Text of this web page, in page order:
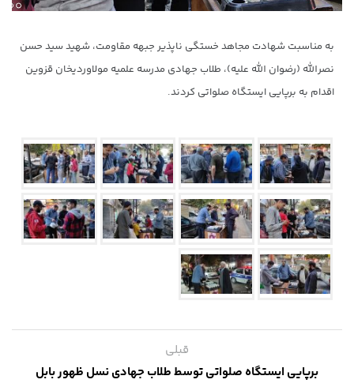
به مناسبت شهادت مجاهد خستگی ناپذیر جبهه مقاومت، شهید سید حسن
نصرالله (رضوان الله علیه)، طلاب جهادی مدرسه علمیه مولاوردیخان قزوین
اقدام به برپایی ایستگاه صلواتی کردند.
قبلی
برپایی ایستگاه صلواتی توسط طلاب جهادی نسل ظهور بابل